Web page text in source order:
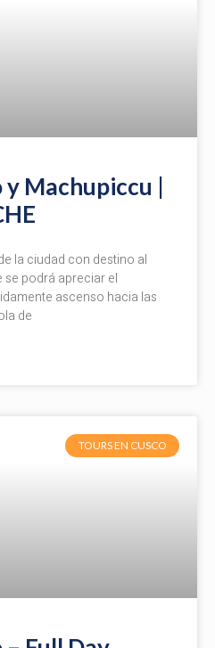
y Machupiccu |
la ciudad con destino al
podrá apreciar el
ascenso hacia las
de
TOURS EN CUSCO